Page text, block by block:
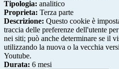
Tipologia: analitico
Proprieta: Terza parte
Descrizione: Questo cookie è
traccia delle preferenze dell'utente
nei siti; può anche determinare se il
utilizzando la nuova o la vecchia
Youtube.
Durata: 6 mesi